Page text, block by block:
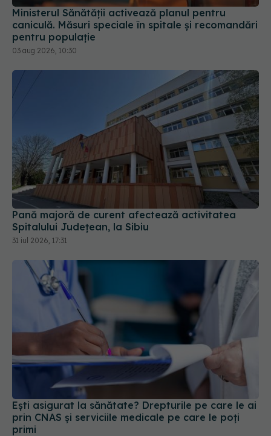
Ministerul Sănătății activează planul pentru
caniculă. Măsuri speciale în spitale și recomandări
pentru populație
03 aug 2026, 10:30
Pană majoră de curent afectează activitatea
Spitalului Județean, la Sibiu
31 iul 2026, 17:31
Ești asigurat la sănătate? Drepturile pe care le ai
prin CNAS și serviciile medicale pe care le poți
primi